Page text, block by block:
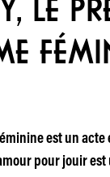
LE
est un acte
pour jouir